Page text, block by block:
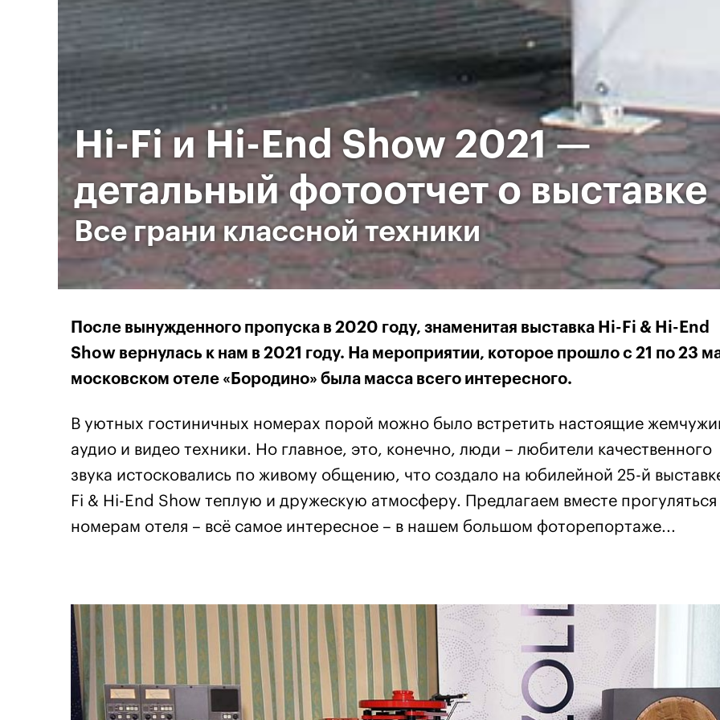
Hi-Fi и Hi-End Show 2021 —
детальный фотоотчет о выставке
Все грани классной техники
После вынужденного пропуска в 2020 году, знаменитая выставка Hi-Fi & Hi-End
Show вернулась к нам в 2021 году. На мероприятии, которое прошло с 21 по 23
московском отеле «Бородино» была масса всего интересного.
В уютных гостиничных номерах порой можно было встретить настоящие
аудио и видео техники. Но главное, это, конечно, люди – любители качественного
звука истосковались по живому общению, что создало на юбилейной 25-й
Fi & Hi-End Show теплую и дружескую атмосферу. Предлагаем вместе
номерам отеля – всё самое интересное – в нашем большом фоторепортаже...